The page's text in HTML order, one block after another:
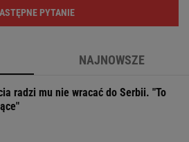
PYTANIE
NAJNOWSZE
radzi mu nie wracać do Serbii. "To